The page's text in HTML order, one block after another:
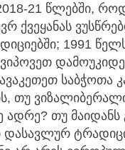
21 წლებში,
ქვეყანას
1991
საბჭოთა
თუ
ადრე? თუ